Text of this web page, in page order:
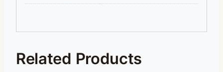
Related Products